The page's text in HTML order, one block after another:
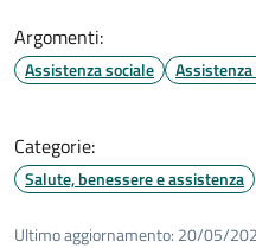
Argomenti:
Assistenza sociale
Categorie:
Salute, benessere e assistenza
Ultimo aggiornamento: 20/05/